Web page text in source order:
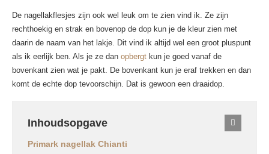
De nagellakflesjes zijn ook wel leuk om te zien vind ik. Ze zijn
rechthoekig en strak en bovenop de dop kun je de kleur zien met
daarin de naam van het lakje. Dit vind ik altijd wel een groot pluspunt
als ik eerlijk ben. Als je ze dan opbergt kun je goed vanaf de
bovenkant zien wat je pakt. De bovenkant kun je eraf trekken en dan
komt de echte dop tevoorschijn. Dat is gewoon een draaidop.
Inhoudsopgave
Primark nagellak Chianti